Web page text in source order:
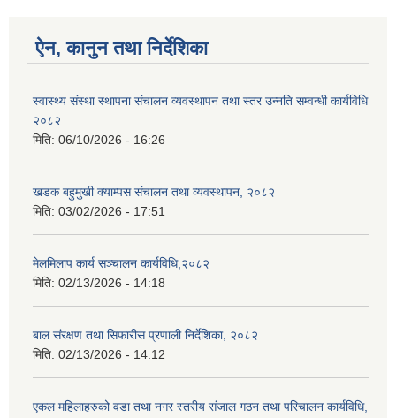
ऐन, कानुन तथा निर्देशिका
स्वास्थ्य संस्था स्थापना संचालन व्यवस्थापन तथा स्तर उन्नति सम्वन्धी कार्यविधि
२०८२
मिति: 06/10/2026 - 16:26
खडक बहुमुखी क्याम्पस संचालन तथा व्यवस्थापन, २०८२
मिति: 03/02/2026 - 17:51
मेलमिलाप कार्य सञ्चालन कार्यविधि,२०८२
मिति: 02/13/2026 - 14:18
बाल संरक्षण तथा सिफारीस प्रणाली निर्देशिका, २०८२
मिति: 02/13/2026 - 14:12
एकल महिलाहरुको वडा तथा नगर स्तरीय संजाल गठन तथा परिचालन कार्यविधि,